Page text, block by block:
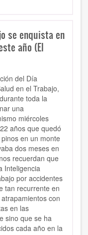
se enquista en
año (El
del Día
en el Trabajo,
toda la
una
miércoles
años que quedó
en un monte
dos meses en
recuerdan que
Inteligencia
por accidentes
tan recurrente en
con
en las
sino que se ha
cada año en la